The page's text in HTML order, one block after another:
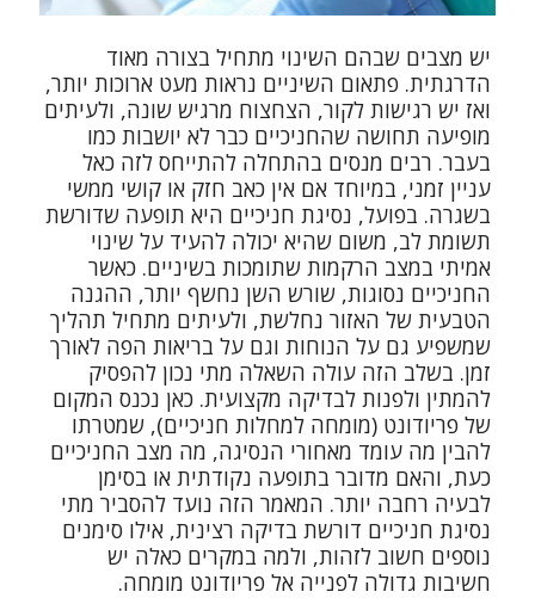
יש מצבים שבהם השינוי מתחיל בצורה מאוד
הדרגתית. פתאום השיניים נראות מעט ארוכות יותר,
ואז יש רגישות לקור, הצחצוח מרגיש שונה, ולעיתים
מופיעה תחושה שהחניכיים כבר לא יושבות כמו
בעבר. רבים מנסים בהתחלה להתייחס לזה כאל
עניין זמני, במיוחד אם אין כאב חזק או קושי ממשי
בשגרה. בפועל, נסיגת חניכיים היא תופעה שדורשת
תשומת לב, משום שהיא יכולה להעיד על שינוי
אמיתי במצב הרקמות שתומכות בשיניים. כאשר
החניכיים נסוגות, שורש השן נחשף יותר, ההגנה
הטבעית של האזור נחלשת, ולעיתים מתחיל תהליך
שמשפיע גם על הנוחות וגם על בריאות הפה לאורך
זמן. בשלב הזה עולה השאלה מתי נכון להפסיק
להמתין ולפנות לבדיקה מקצועית. כאן נכנס המקום
של פריודונט (מומחה למחלות חניכיים), שמטרתו
להבין מה עומד מאחורי הנסיגה, מה מצב החניכיים
כעת, והאם מדובר בתופעה נקודתית או בסימן
לבעיה רחבה יותר. המאמר הזה נועד להסביר מתי
נסיגת חניכיים דורשת בדיקה רצינית, אילו סימנים
נוספים חשוב לזהות, ולמה במקרים כאלה יש
חשיבות גדולה לפנייה אל פריודונט מומחה.